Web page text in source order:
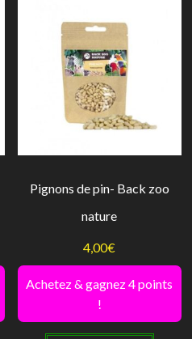
Pignons de pin- Back zoo
nature
4,00€
Achetez & gagnez 4 points
!